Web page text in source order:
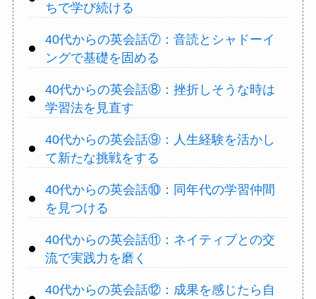
ちで学び続ける
40代からの英会話⑦：音読とシャドーイ
ングで基礎を固める
40代からの英会話⑧：挫折しそうな時は
学習法を見直す
40代からの英会話⑨：人生経験を活かし
て新たな挑戦をする
40代からの英会話⑩：同年代の学習仲間
を見つける
40代からの英会話⑪：ネイティブとの交
流で実践力を磨く
40代からの英会話⑫：成果を感じたら自